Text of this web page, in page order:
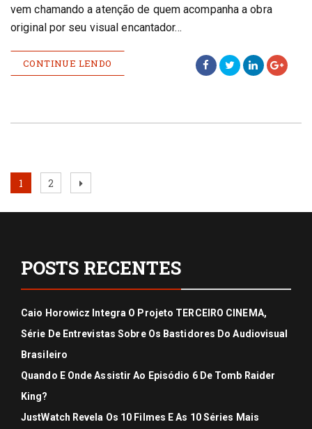
vem chamando a atenção de quem acompanha a obra
original por seu visual encantador…
CONTINUE LENDO
Paginação
de
Page
1 Page
2
Next
POSTS RECENTES
Caio Horowicz Integra O Projeto TERCEIRO CINEMA,
Série De Entrevistas Sobre Os Bastidores Do Audiovisual
Brasileiro
Quando E Onde Assistir Ao Episódio 6 De Tomb Raider
King?
JustWatch Revela Os 10 Filmes E As 10 Séries Mais